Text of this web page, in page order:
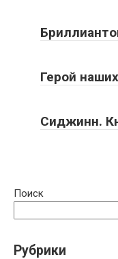
Герой
Сиджинн.
Поиск
Рубрики